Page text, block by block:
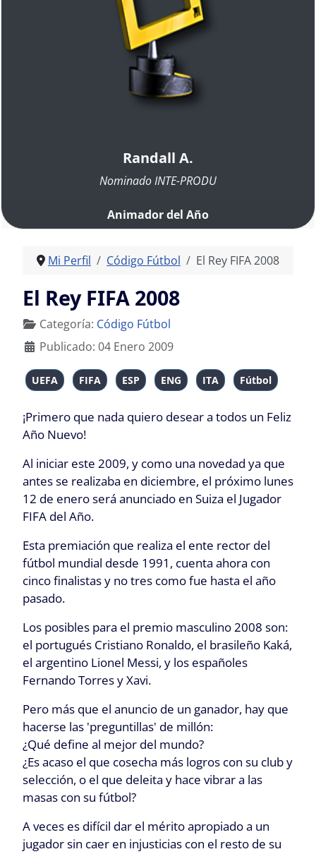
Randall A.
Nominado INTE-PRODU
Animador del Año
Mi Perfil Código Fútbol El Rey FIFA 2008
El Rey FIFA 2008
Detalles
Categoría: Código Fútbol
Publicado: 04 Enero 2009
UEFA FIFA ESP ENG ITA Fútbol
¡Primero que nada quiero desear a todos un Feliz
Año Nuevo!
Al iniciar este 2009, y como una novedad ya que
antes se realizaba en diciembre, el próximo lunes
12 de enero será anunciado en Suiza el Jugador
FIFA del Año.
Esta premiación que realiza el ente rector del
fútbol mundial desde 1991, cuenta ahora con
cinco finalistas y no tres como fue hasta el año
pasado.
Los posibles para el premio masculino 2008 son:
el portugués Cristiano Ronaldo, el brasileño Kaká,
el argentino Lionel Messi, y los españoles
Fernando Torres y Xavi.
Pero más que el anuncio de un ganador, hay que
hacerse las 'preguntillas' de millón:
¿Qué define al mejor del mundo?
¿Es acaso el que cosecha más logros con su club y
selección, o el que deleita y hace vibrar a las
masas con su fútbol?
A veces es difícil dar el mérito apropiado a un
jugador sin caer en injusticias con el resto de su